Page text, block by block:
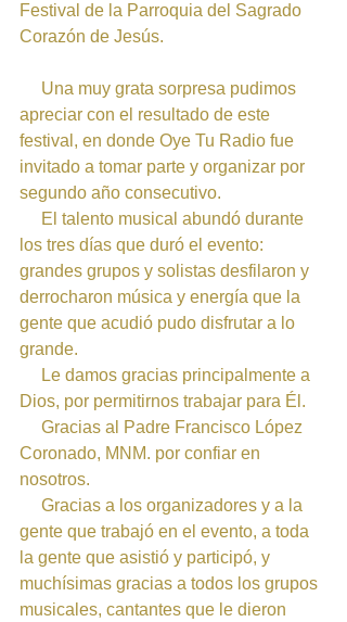
Festival de la Parroquia del Sagrado
Corazón de Jesús.
apreciar con el resultado de este
festival, en donde Oye Tu Radio fue
invitado a tomar parte y organizar por
segundo año consecutivo.
los tres días que duró el evento:
grandes grupos y solistas desfilaron y
derrocharon música y energía que la
gente que acudió pudo disfrutar a lo
grande.
Dios, por permitirnos trabajar para Él.
Coronado, MNM. por confiar en
nosotros.
gente que trabajó en el evento, a toda
la gente que asistió y participó, y
muchísimas gracias a todos los grupos
musicales, cantantes que le dieron